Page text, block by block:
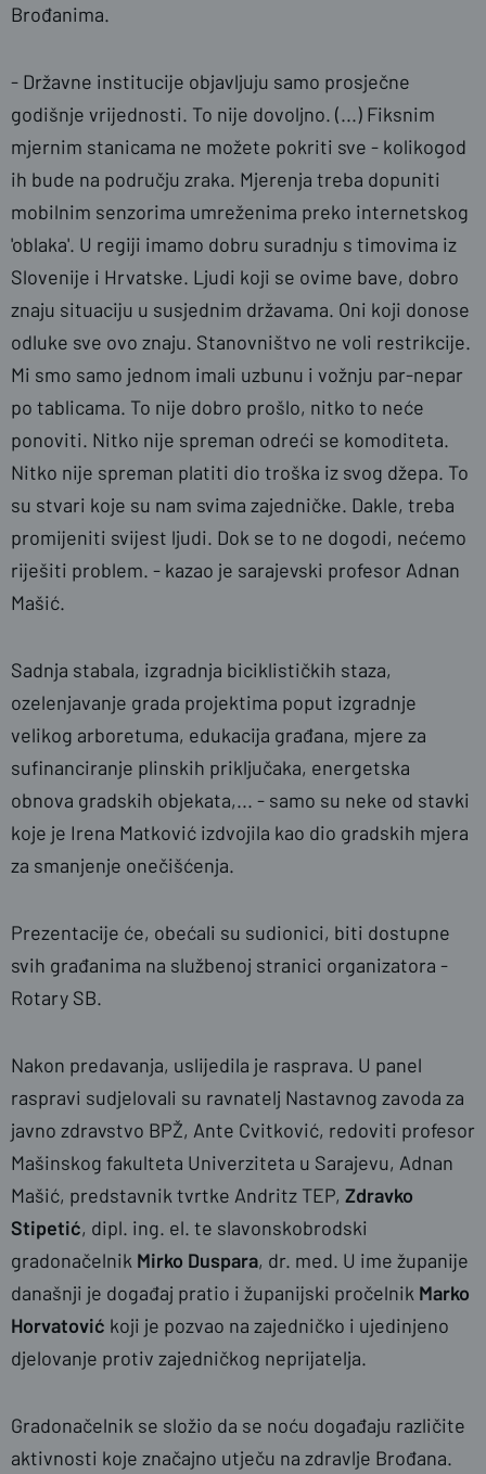
Brođanima.
- Državne institucije objavljuju samo prosječne
godišnje vrijednosti. To nije dovoljno. (...) Fiksnim
mjernim stanicama ne možete pokriti sve - kolikogod
ih bude na području zraka. Mjerenja treba dopuniti
mobilnim senzorima umreženima preko internetskog
'oblaka'. U regiji imamo dobru suradnju s timovima iz
Slovenije i Hrvatske. Ljudi koji se ovime bave, dobro
znaju situaciju u susjednim državama. Oni koji donose
odluke sve ovo znaju. Stanovništvo ne voli restrikcije.
Mi smo samo jednom imali uzbunu i vožnju par-nepar
po tablicama. To nije dobro prošlo, nitko to neće
ponoviti. Nitko nije spreman odreći se komoditeta.
Nitko nije spreman platiti dio troška iz svog džepa. To
su stvari koje su nam svima zajedničke. Dakle, treba
promijeniti svijest ljudi. Dok se to ne dogodi, nećemo
riješiti problem. - kazao je sarajevski profesor Adnan
Mašić.
Sadnja stabala, izgradnja biciklističkih staza,
ozelenjavanje grada projektima poput izgradnje
velikog arboretuma, edukacija građana, mjere za
sufinanciranje plinskih priključaka, energetska
obnova gradskih objekata,... - samo su neke od stavki
koje je Irena Matković izdvojila kao dio gradskih mjera
za smanjenje onečišćenja.
Prezentacije će, obećali su sudionici, biti dostupne
svih građanima na službenoj stranici organizatora -
Rotary SB.
Nakon predavanja, uslijedila je rasprava. U panel
raspravi sudjelovali su ravnatelj Nastavnog zavoda za
javno zdravstvo BPŽ, Ante Cvitković, redoviti profesor
Mašinskog fakulteta Univerziteta u Sarajevu, Adnan
Mašić, predstavnik tvrtke Andritz TEP, Zdravko
Stipetić, dipl. ing. el. te slavonskobrodski
gradonačelnik Mirko Duspara, dr. med. U ime županije
današnji je događaj pratio i županijski pročelnik Marko
Horvatović koji je pozvao na zajedničko i ujedinjeno
djelovanje protiv zajedničkog neprijatelja.
Gradonačelnik se složio da se noću događaju različite
aktivnosti koje značajno utječu na zdravlje Brođana.